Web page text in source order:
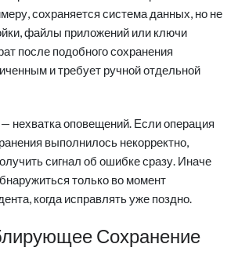
сохраняется система данных, но не
файлы приложений или ключи
после подобного сохранения
и требует ручной отдельной
нехватка оповещений. Если операция
выполнилось некорректно,
сигнал об ошибке сразу. Иначе
только во момент
когда исправлять уже поздно.
Сохранение